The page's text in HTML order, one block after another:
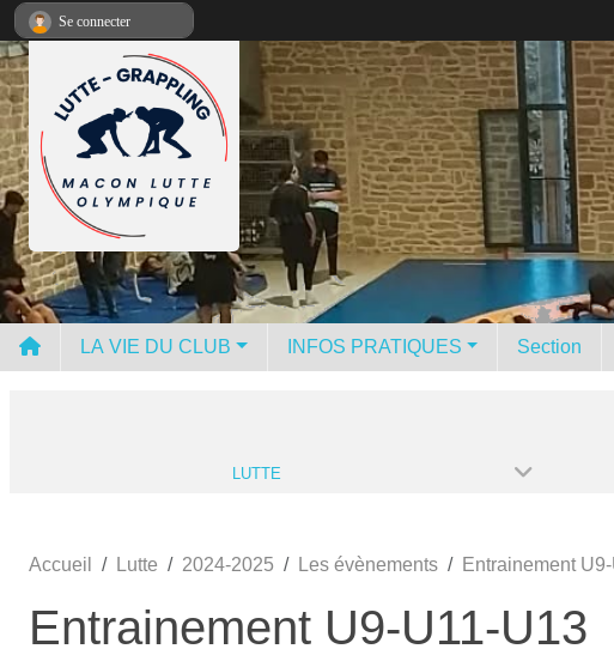
LA VIE DU CLUB INFOS PRATIQUES Section
LUTTE
Accueil Lutte 2024-2025 Les évènements Entrainement
Entrainement U9-U11-U13
Se connecter
Panneau de gestion des cookies